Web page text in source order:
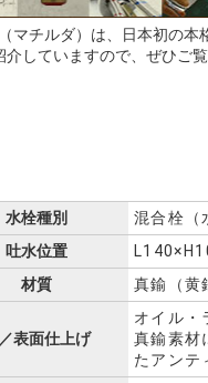
マチルダ）は、日本初の本
介していますので、ぜひご覧
水栓種別
混合栓（
吐水位置
材質
真鍮（黄
表面仕上げ
オイル・
真鍮素材
たアンテ